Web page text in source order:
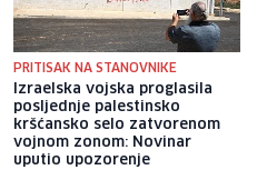
PRITISAK NA STANOVNIKE
Izraelska vojska proglasila
posljednje palestinsko
kršćansko selo zatvorenom
vojnom zonom: Novinar
uputio upozorenje